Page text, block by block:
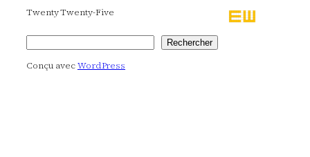
Twenty Twenty-Five
Rechercher
Conçu avecWordPress